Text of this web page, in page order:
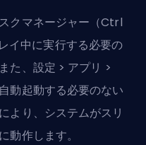
クマネージャー（Ctrl
イ中に実行する必要の
た、設定 > アプリ >
動起動する必要のない
より、システムがスリ
動作します。